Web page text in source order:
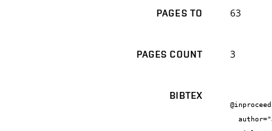
PAGES TO 63
PAGES COUNT 3
BIBTEX